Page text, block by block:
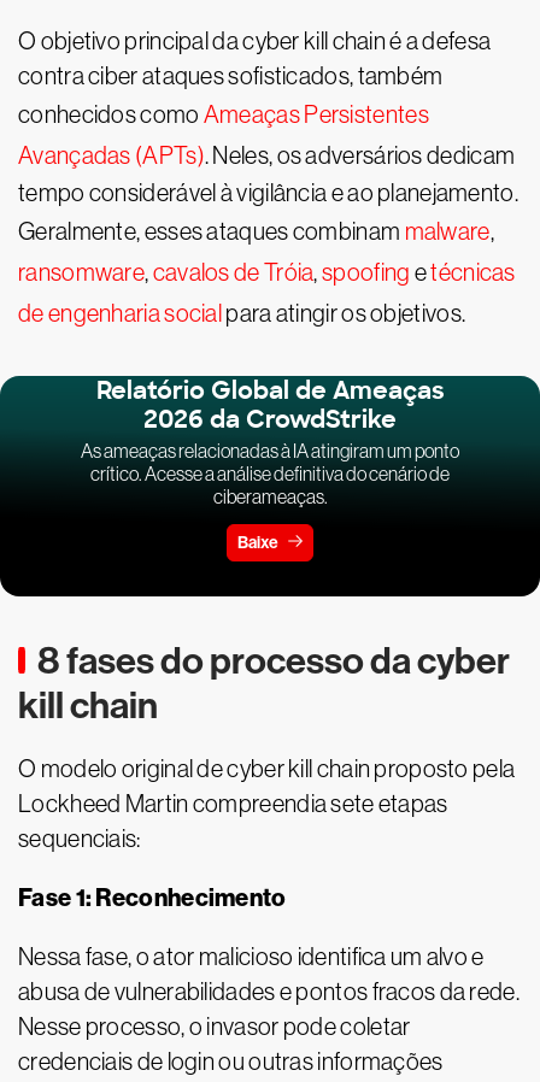
O objetivo principal da cyber kill chain é a defesa
contra ciber ataques sofisticados, também
conhecidos como Ameaças Persistentes
Avançadas (APTs). Neles, os adversários dedicam
tempo considerável à vigilância e ao planejamento.
Geralmente, esses ataques combinam malware,
ransomware,cavalos de Tróia,spoofing etécnicas
de engenharia social para atingir os objetivos.
Relatório Global de Ameaças
2026 da CrowdStrike
As ameaças relacionadas à IA atingiram um ponto
crítico. Acesse a análise definitiva do cenário de
ciberameaças.
Baixe
8 fases do processo da cyber
kill chain
O modelo original de cyber kill chain proposto pela
Lockheed Martin compreendia sete etapas
sequenciais:
Fase 1: Reconhecimento
Nessa fase, o ator malicioso identifica um alvo e
abusa de vulnerabilidades e pontos fracos da rede.
Nesse processo, o invasor pode coletar
credenciais de login ou outras informações